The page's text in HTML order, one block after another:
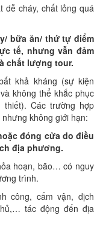
dễ cháy, chất lỏng quá
bữa ăn/ thứ tự điểm
tế, nhưng vẫn đảm
chất lượng tour.
khả kháng (sự kiện
không thể khắc phục
Các trường hợp
không giới hạn:
đóng cửa do điều
địa phương.
hoạn, bão… có nguy
trình.
công, cấm vận, dịch
tác động đến địa